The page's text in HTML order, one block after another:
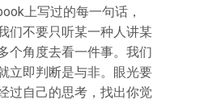
上写过的每一句话，
们不要只听某一种人讲某
个角度去看一件事。我们
立即判断是与非。眼光要
过自己的思考，找出你觉